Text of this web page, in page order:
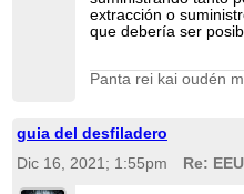
extracción o
que debería ser
Panta rei kai oudén
guia del desfiladero
Dic 16, 2021; 1:55pm
Re: